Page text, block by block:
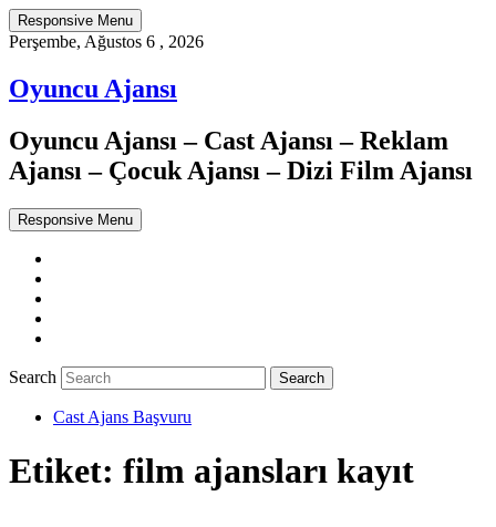
Responsive Menu
Perşembe, Ağustos 6 , 2026
Oyuncu Ajansı
Oyuncu Ajansı – Cast Ajansı – Reklam
Ajansı – Çocuk Ajansı – Dizi Film Ajansı
Responsive Menu
Search
Cast Ajans Başvuru
Etiket: film ajansları kayıt